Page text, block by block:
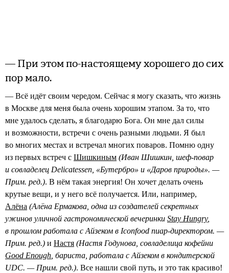
— При этом по-настоящему хорошего до сих
пор мало.
— Всё идёт своим чередом. Сейчас я могу сказать, что жизнь
в Москве для меня была очень хорошим этапом. За то, что
мне удалось сделать, я благодарю Бога. Он мне дал силы
и возможности, встречи с очень разными людьми. Я был
во многих местах и встречал многих поваров. Помню одну
из первых встреч с Шишкиным (Иван Шишкин, шеф-повар
и совладелец Delicatessen, «Бутербро» и «Даров природы». —
Прим. ред.). В нём такая энергия! Он хочет делать очень
крутые вещи, и у него всё получается. Или, например,
Алёна (Алёна Ермакова, одна из создателей секретных
ужинов уличной гастрономической вечеринки Stay Hungry,
в прошлом работала с Айзеком в Iconfood пиар-директором. —
Прим. ред.) и Настя (Настя Годунова, совладелица кофейни
Good Enough , бариста, работала с Айзеком в кондитерской
UDC. — Прим. ред.). Все нашли свой путь, и это так красиво!